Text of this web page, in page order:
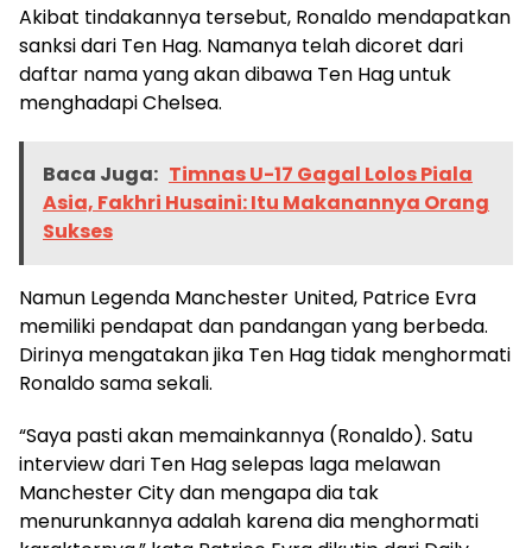
Akibat tindakannya tersebut, Ronaldo mendapatkan
sanksi dari Ten Hag. Namanya telah dicoret dari
daftar nama yang akan dibawa Ten Hag untuk
menghadapi Chelsea.
Baca Juga: Timnas U-17 Gagal Lolos Piala
Asia, Fakhri Husaini: Itu Makanannya Orang
Sukses
Namun Legenda Manchester United, Patrice Evra
memiliki pendapat dan pandangan yang berbeda.
Dirinya mengatakan jika Ten Hag tidak menghormati
Ronaldo sama sekali.
“Saya pasti akan memainkannya (Ronaldo). Satu
interview dari Ten Hag selepas laga melawan
Manchester City dan mengapa dia tak
menurunkannya adalah karena dia menghormati